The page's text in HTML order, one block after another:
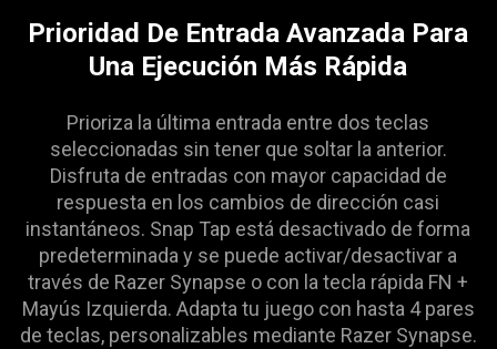
visuals
animation
support
spoken;
visuals
Prioridad De Entrada Avanzada Para
Una Ejecución Más Rápida
Prioriza la última entrada entre dos teclas
seleccionadas sin tener que soltar la anterior.
Disfruta de entradas con mayor capacidad de
respuesta en los cambios de dirección casi
instantáneos. Snap Tap está desactivado de forma
predeterminada y se puede activar/desactivar a
través de Razer Synapse o con la tecla rápida FN +
Mayús Izquierda. Adapta tu juego con hasta 4 pares
de teclas, personalizables mediante Razer Synapse.